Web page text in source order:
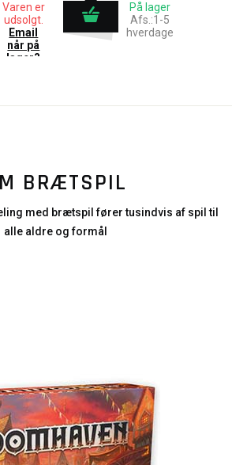
Varen er
udsolgt.
Email
når på
lager?
På lager
Afs.:1-5
hverdage
BRÆTSPIL
med brætspil fører tusindvis af spil til
alle aldre og formål